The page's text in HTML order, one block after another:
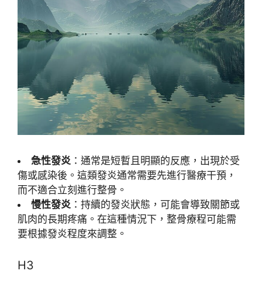
急性發炎 ：通常是短暫且明顯的反應，出現於受
傷或感染後。這類發炎通常需要先進行醫療干預，
而不適合立刻進行整骨。
慢性發炎 ：持續的發炎狀態，可能會導致關節或
肌肉的長期疼痛。在這種情況下，整骨療程可能需
要根據發炎程度來調整。
H3